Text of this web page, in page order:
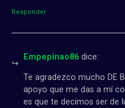
Responder
Empepinao86 dice:
Te agradezco mucho DE
apoyo que me das a mí
es que te decimos ser de